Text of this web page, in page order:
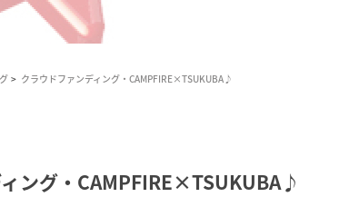
クラウドファンディング・CAMPFIRE×TSUKUBA♪
ング・CAMPFIRE×TSUKUBA♪